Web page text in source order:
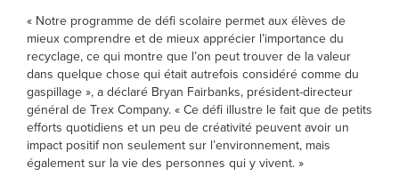
« Notre programme de défi scolaire permet aux élèves de
mieux comprendre et de mieux apprécier l’importance du
recyclage, ce qui montre que l’on peut trouver de la valeur
dans quelque chose qui était autrefois considéré comme du
gaspillage », a déclaré Bryan Fairbanks, président-directeur
général de Trex Company. « Ce défi illustre le fait que de petits
efforts quotidiens et un peu de créativité peuvent avoir un
impact positif non seulement sur l’environnement, mais
également sur la vie des personnes qui y vivent. »